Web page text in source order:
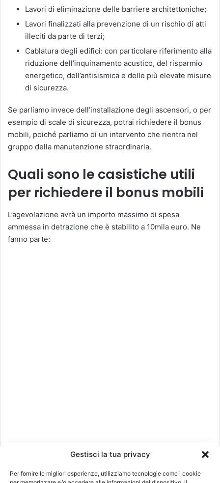
Gestisci la tua privacy
Per fornire le migliori esperienze, utilizziamo tecnologie come i cookie
Lavori di eliminazione delle barriere architettoniche;
Lavori finalizzati alla prevenzione di un rischio di atti
illeciti da parte di terzi;
Cablatura degli edifici: con particolare riferimento alla
riduzione dell’inquinamento acustico, del risparmio
energetico, dell’antisismica e delle più elevate misure
di sicurezza.
Se parliamo invece dell’installazione degli ascensori, o per
esempio di scale di sicurezza, potrai richiedere il bonus
mobili, poiché parliamo di un intervento che rientra nel
gruppo della manutenzione straordinaria.
Quali sono le casistiche utili
per richiedere il bonus mobili
L’agevolazione avrà un importo massimo di spesa
ammessa in detrazione che è stabilito a 10mila euro. Ne
fanno parte: